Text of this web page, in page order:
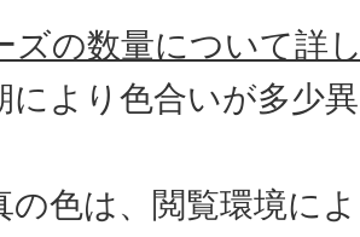
ズの数量について詳
により色合いが多少
の色は、閲覧環境に